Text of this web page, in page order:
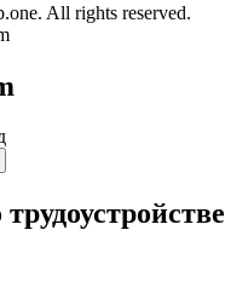
All rights reserved.